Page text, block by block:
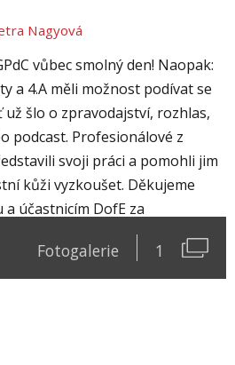
Nagyová
vůbec smolný den! Naopak:
a 4.A měli možnost podívat se
šlo o zpravodajství, rozhlas,
podcast. Profesionálové z
svoji práci a pomohli jim
kůži vyzkoušet. Děkujeme
účastnicím DofE za
Fotogalerie 1